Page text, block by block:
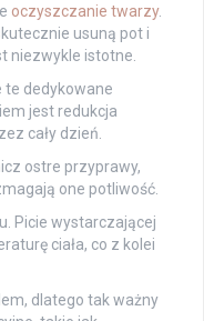
oczyszczanie twarzy.
usuną pot i
niezwykle istotne.
te dedykowane
jest redukcja
cały dzień.
ostre przyprawy,
one potliwość.
Picie wystarczającej
ciała, co z kolei
dlatego tak ważny